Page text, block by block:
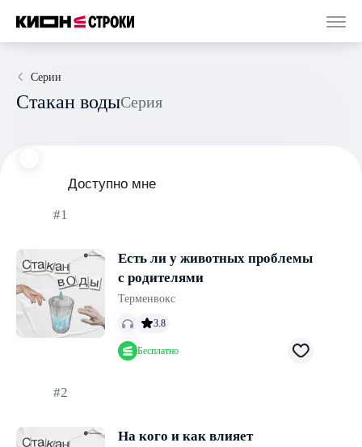
Серии
Стакан воды Серия
Доступно мне
#1
Есть ли у животных проблемы
с родителями
Терменвокс
3.8
Бесплатно
#2
На кого и как влияет